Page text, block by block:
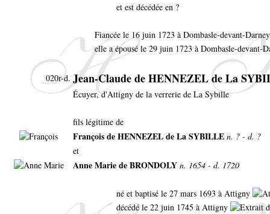
et est décédée en ?
Fiancée le 16 juin 1723 à Dombasle-devant-
elle a épousé le 29 juin 1723 à Dombasle-devant-
020r-d. Jean-Claude de HENNEZEL de La
Écuyer, d'Attigny de la verrerie de La Sybille
fils légitime de
François de HENNEZEL de La SYBILLE n. ? - d. ?
et
Anne Marie de BRONDOLY n. 1654 - d. 1720
né et baptisé le 27 mars 1693 à Attigny
décédé le 22 juin 1745 à Attigny